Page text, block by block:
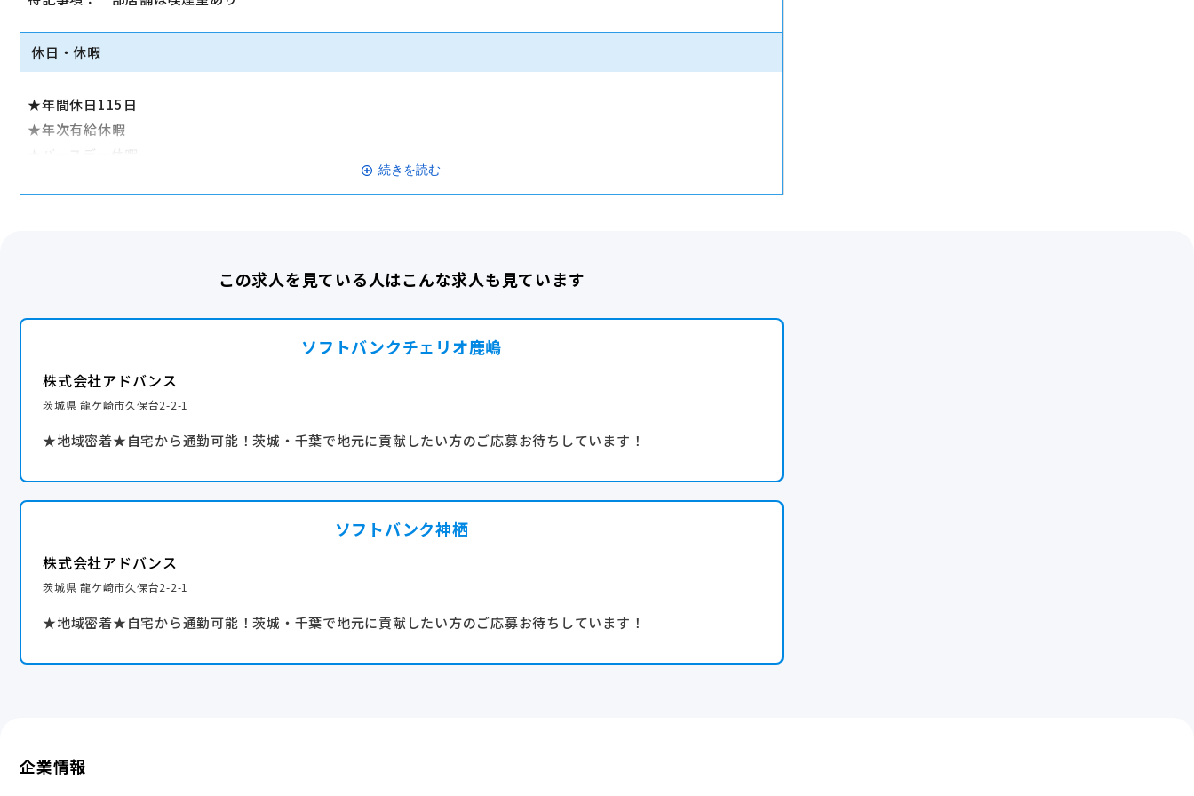
★社員旅行（複数の候補地より選択できます）
★SMBCセミナー受講無料
交通費全額支給
休日・休暇
★年間休日115日
★年次有給休暇
★バースデー休暇
完全週休2日
続きを読む
この求人を見ている人はこんな求人も見ています
ソフトバンクチェリオ鹿嶋
株式会社アドバンス
茨城県 龍ケ崎市久保台2-2-1
★地域密着★自宅から通勤可能！茨城・千葉で地元に貢献したい方のご応募お待ちしています！
ソフトバンク神栖
株式会社アドバンス
茨城県 龍ケ崎市久保台2-2-1
★地域密着★自宅から通勤可能！茨城・千葉で地元に貢献したい方のご応募お待ちしています！
企業情報